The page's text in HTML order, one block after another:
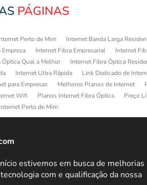
PÁGINAS
Perto de Mim Internet Banda Larga
Empresa
Internet Fibra Empresarial Internet
Óptica Qual a Melhor
Internet Fibra Óptica
Internet Ultra Rápida Link Dedicado de
para Empresas
Melhores Planos de Internet
Wifi
Planos Internet Fibra Óptica Preço
Perto de Mim
estivemos em busca de melhorias
com e qualificação da nossa